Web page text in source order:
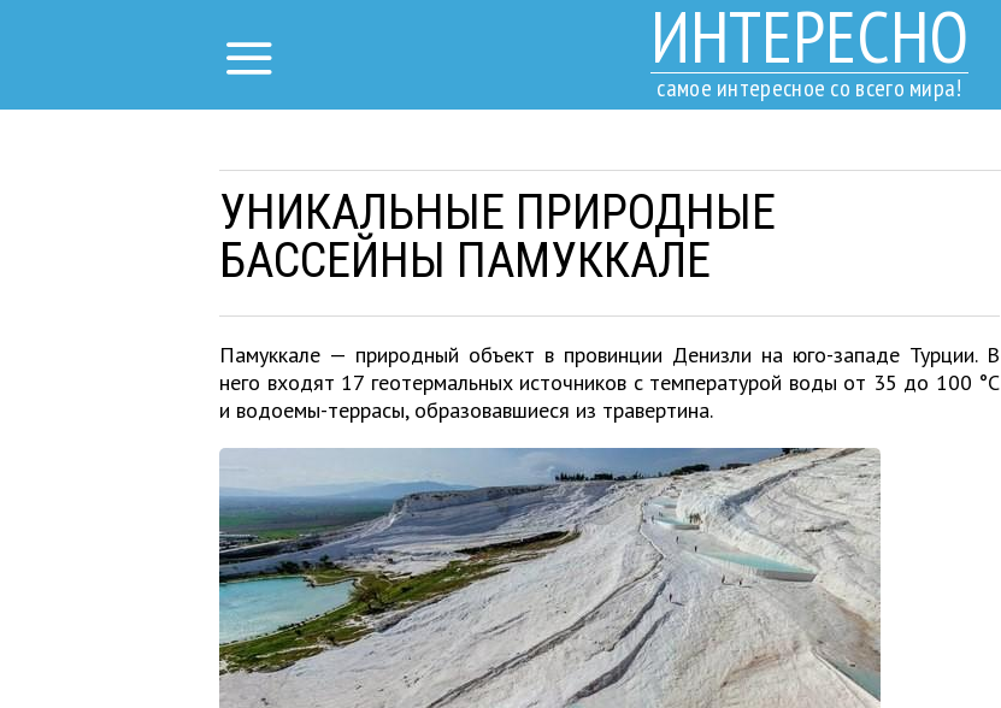
ИНТЕРЕСНО
самое интересное со всего мира!
УНИКАЛЬНЫЕ ПРИРОДНЫЕ
БАССЕЙНЫ ПАМУККАЛЕ
Памуккале — природный объект в провинции Денизли на юго-западе Турции. В
него входят 17 геотермальных источников с температурой воды от 35 до 100 °C
и водоемы-террасы, образовавшиеся из травертина.